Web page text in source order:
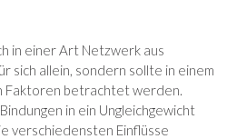
in einer Art Netzwerk aus
sich allein, sondern sollte in einem
Faktoren betrachtet werden.
in ein Ungleichgewicht
verschiedensten Einflüsse